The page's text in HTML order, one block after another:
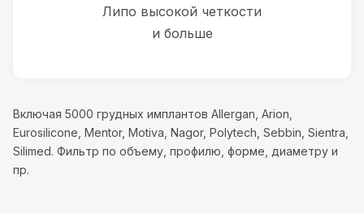
Липо высокой четкости
и больше
Включая 5000 грудных имплантов Allergan, Arion,
Eurosilicone, Mentor, Motiva, Nagor, Polytech, Sebbin, Sientra,
Silimed. Фильтр по объему, профилю, форме, диаметру и
пр.